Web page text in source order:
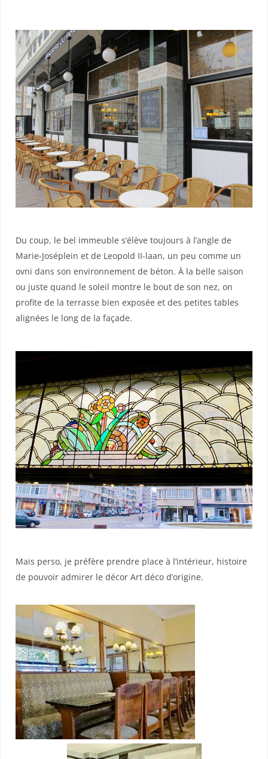
Du coup, le bel immeuble s’élève toujours à l’angle de
Marie-Joséplein et de Leopold II-laan, un peu comme un
ovni dans son environnement de béton. À la belle saison
ou juste quand le soleil montre le bout de son nez, on
profite de la terrasse bien exposée et des petites tables
alignées le long de la façade.
Mais perso, je préfère prendre place à l’intérieur, histoire
de pouvoir admirer le décor Art déco d’origine.